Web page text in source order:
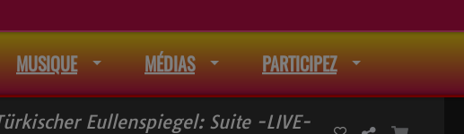
MUSIQUE MÉDIAS PARTICIPEZ
Eullenspiegel: Suite -LIVE-